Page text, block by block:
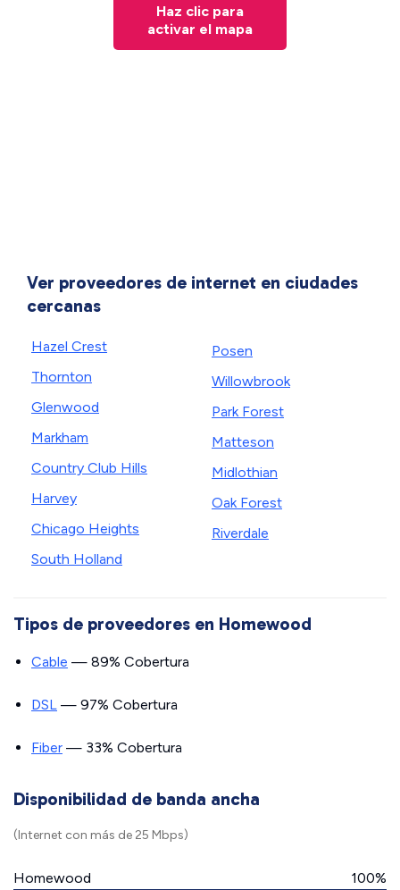
Haz clic para
activar el mapa
Ver proveedores de internet en ciudades
cercanas
Hazel Crest
Thornton
Glenwood
Markham
Country Club Hills
Harvey
Chicago Heights
South Holland
Posen
Willowbrook
Park Forest
Matteson
Midlothian
Oak Forest
Riverdale
Tipos de proveedores en Homewood
Cable — 89% Cobertura
DSL — 97% Cobertura
Fiber — 33% Cobertura
Disponibilidad de banda ancha
(Internet con más de 25 Mbps)
Homewood 100%